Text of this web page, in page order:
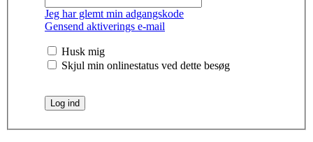
Jeg har glemt min adgangskode
Gensend aktiverings e-mail
Husk mig
Skjul min onlinestatus ved dette besøg